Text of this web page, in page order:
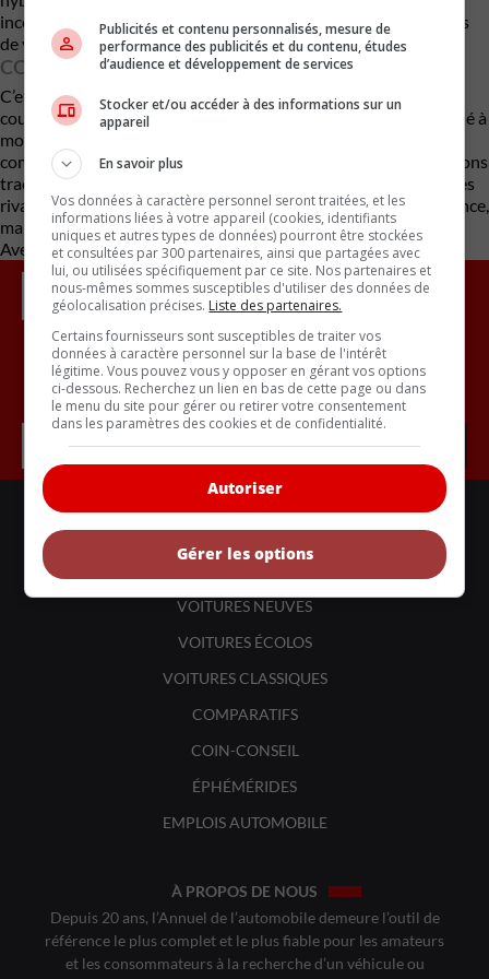
incomplète — une situation qui risque de peser sur ses volumes
de ventes à court terme.
CONCLUSION
C’est un pari risqué. Porsche mise clairement sur l’électrique à
court terme, tout en préparant un retour au thermique électrifié à
moyen terme. Mais dans un marché où les acheteurs de VUS
compacts premium restent fortement attachés aux motorisations
traditionnelles, cette absence temporaire pourrait profiter à des
rivaux commeBMWouMercedes-Benz. En clair : Porsche avance,
mais le timing pourrait lui coûter cher.
Avec des renseignements de Car and Driver
Inscrivez vous à l'infolettre.
LIENS UTILES
ACTUALITÉS
VOITURES NEUVES
VOITURES ÉCOLOS
VOITURES CLASSIQUES
COMPARATIFS
COIN-CONSEIL
ÉPHÉMÉRIDES
EMPLOIS AUTOMOBILE
À PROPOS DE NOUS
Depuis 20 ans, l’Annuel de l’automobile demeure l’outil de
référence le plus complet et le plus fiable pour les amateurs
et les consommateurs à la recherche d’un véhicule ou
Publicités et contenu personnalisés, mesure de
performance des publicités et du contenu, études
d’audience et développement de services
Stocker et/ou accéder à des informations sur un
appareil
En savoir plus
Vos données à caractère personnel seront traitées, et les
informations liées à votre appareil (cookies, identifiants
uniques et autres types de données) pourront être stockées
et consultées par 300 partenaires, ainsi que partagées avec
lui, ou utilisées spécifiquement par ce site. Nos partenaires et
nous-mêmes sommes susceptibles d'utiliser des données de
géolocalisation précises. Liste des partenaires.
Certains fournisseurs sont susceptibles de traiter vos
données à caractère personnel sur la base de l'intérêt
légitime. Vous pouvez vous y opposer en gérant vos options
ci-dessous. Recherchez un lien en bas de cette page ou dans
le menu du site pour gérer ou retirer votre consentement
dans les paramètres des cookies et de confidentialité.
Autoriser
Gérer les options